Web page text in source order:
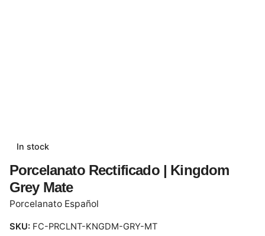
In stock
Porcelanato Rectificado | Kingdom
Grey Mate
Porcelanato Español
SKU: FC-PRCLNT-KNGDM-GRY-MT